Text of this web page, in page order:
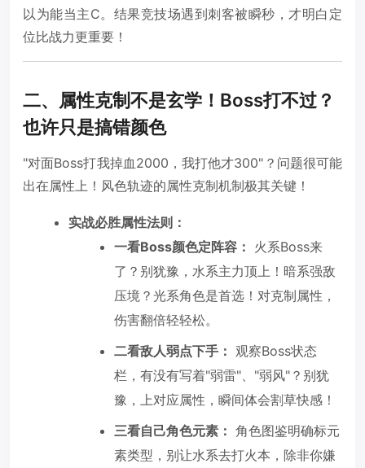
以为能当主C。结果竞技场遇到刺客被瞬秒，才明白定
位比战力更重要！
二、属性克制不是玄学！Boss打不过？
也许只是搞错颜色
"对面Boss打我掉血2000，我打他才300"？问题很可能
出在属性上！风色轨迹的属性克制机制极其关键！
实战必胜属性法则：
一看Boss颜色定阵容：
火系Boss来
了？别犹豫，水系主力顶上！暗系强敌
压境？光系角色是首选！对克制属性，
伤害翻倍轻轻松。
二看敌人弱点下手： 观察Boss状态
栏，有没有写着"弱雷"、"弱风"？别犹
豫，上对应属性，瞬间体会割草快感！
三看自己角色元素： 角色图鉴明确标元
素类型，别让水系去打火本，除非你嫌